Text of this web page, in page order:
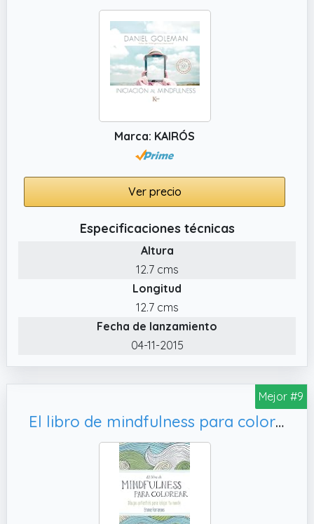
Marca: KAIRÓS
Ver precio
Especificaciones técnicas
Altura
12.7 cms
Longitud
12.7 cms
Fecha de lanzamiento
04-11-2015
Mejor #9
El libro de mindfulness para colorear: Terapia antiestrés para gente muy ocupada (Libros Singulares)